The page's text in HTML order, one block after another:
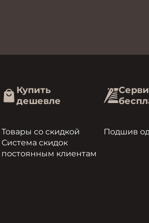
Купить
дешевле
Товары со скидкой
Система скидок
постоянным клиентам
Подшив